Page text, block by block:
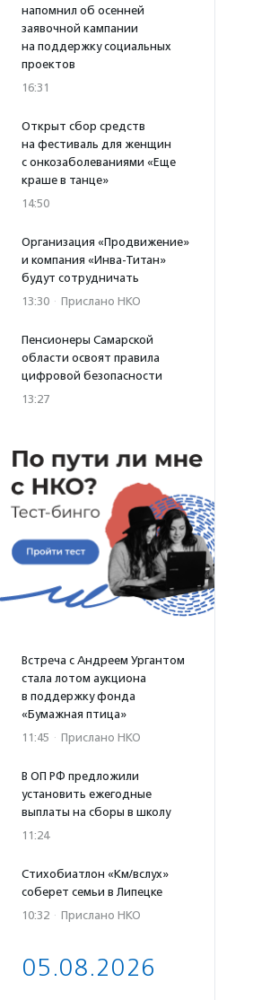
напомнил об осенней
заявочной кампании
на поддержку социальных
проектов
16:31
Открыт сбор средств
на фестиваль для женщин
с онкозаболеваниями «Еще
краше в танце»
14:50
Организация «Продвижение»
и компания «Инва-Титан»
будут сотрудничать
13:30 · Прислано НКО
Пенсионеры Самарской
области освоят правила
цифровой безопасности
13:27
Встреча с Андреем Ургантом
стала лотом аукциона
в поддержку фонда
«Бумажная птица»
11:45 · Прислано НКО
В ОП РФ предложили
установить ежегодные
выплаты на сборы в школу
11:24
Стихобиатлон «Км/вслух»
соберет семьи в Липецке
10:32 · Прислано НКО
05.08.2026